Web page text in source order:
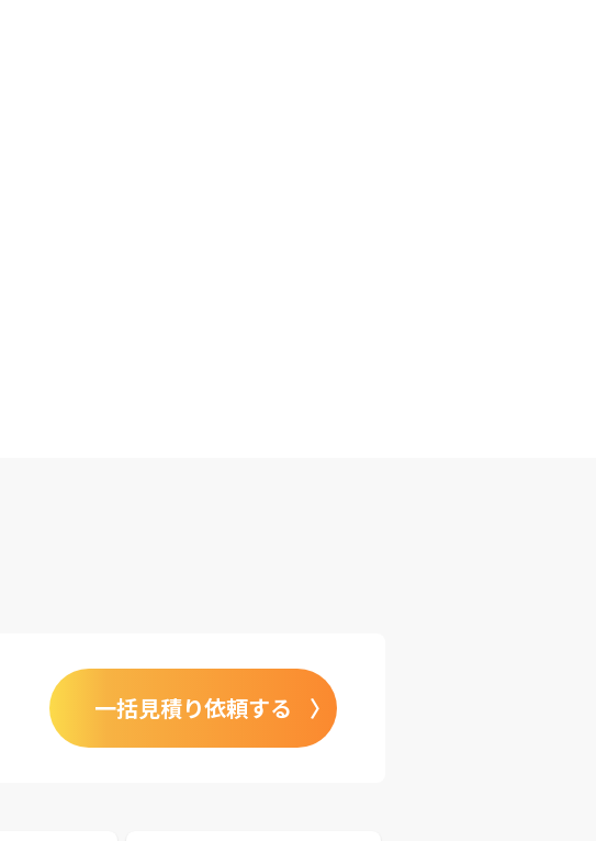
一括見積り依頼する